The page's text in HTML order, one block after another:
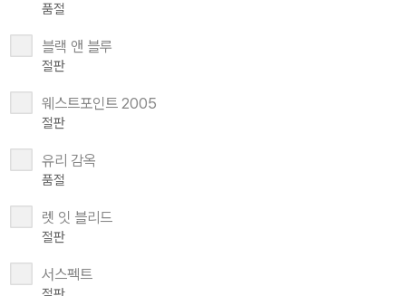
품절
블랙 앤 블루
절판
웨스트포인트 2005
절판
유리 감옥
품절
렛 잇 블리드
절판
서스펙트